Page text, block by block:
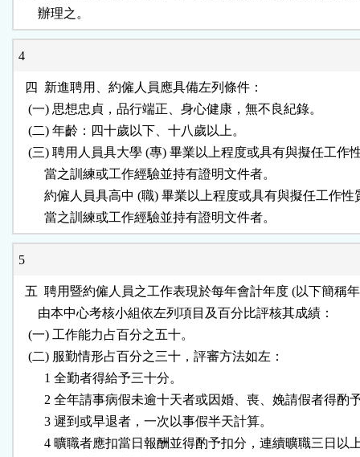
4
  四  新進聘用、約僱人員應具備左列條件：
   (一) 思想忠貞，品行端正、身心健康，無不良紀錄。
   (二) 年齡：四十歲以下、十八歲以上。
(三) 聘用人員具大學 (專) 畢業以上程度或具有與擬任工作
        當之訓練或工作經驗並持有證明文件者。
約僱人員具高中 (職) 畢業以上程度或具有與擬任工作
5
五  聘用暨約僱人員之工作表現於每年會計年度 (以下簡稱
      由本中心考核小組依左列項目及百分比評核其成績：
   (一) 工作能力占百分之五十。
   (二) 服勤情形占百分之三十，評審方法如左：
        1 全勤者得給予三十分。
2 全年請事病假未逾十天者或因婚、喪、娩請假者得酌
        3 遲到或早退者，一次以事假半天計算。
4 曠職者應扣當日報酬並得酌予扣分，連續曠職三日以